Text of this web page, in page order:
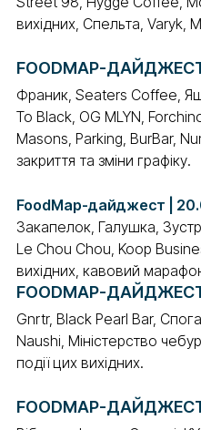
вихідних, Спельта, Varyk,
FOODMAP-
Франик, Seaters Coffee,
To Black, OG MLYN,
Masons, Parking, BurBar,
закриття та зміни графіку.
FoodMap-дайджест |
Закапелок, Галушка,
Le Chou Chou, Koop
вихідних, кавовий
FOODMAP-
Gnrtr, Black Pearl Bar,
Naushi, Міністерство
події цих вихідних.
FOODMAP-